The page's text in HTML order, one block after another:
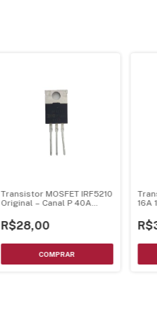
Transistor MOSFET IRF5210
Original – Canal P 40A
220
R$28,00
16A